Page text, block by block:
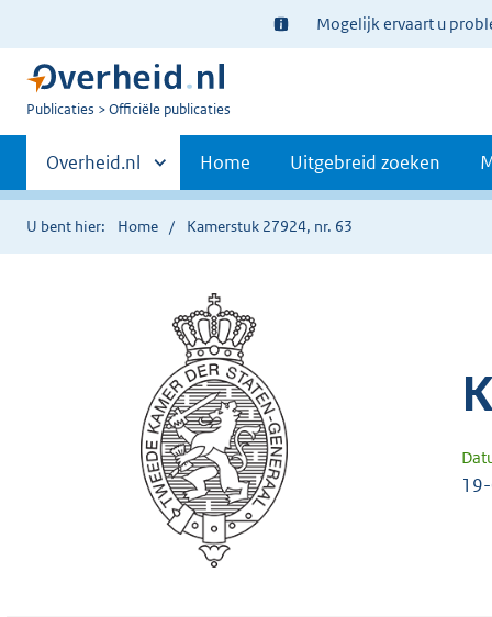
Ter
informatie:
Mogelijk ervaart u
U
Publicaties Officiële publicaties
Primaire
navigatie
Andere
sites
binnen
Overheid.nl Home Uitgebreid zoeken
U bent hier: Home Kamerstuk 27924, nr. 63